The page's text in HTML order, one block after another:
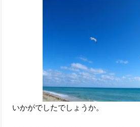
いかがでしたでしょうか。